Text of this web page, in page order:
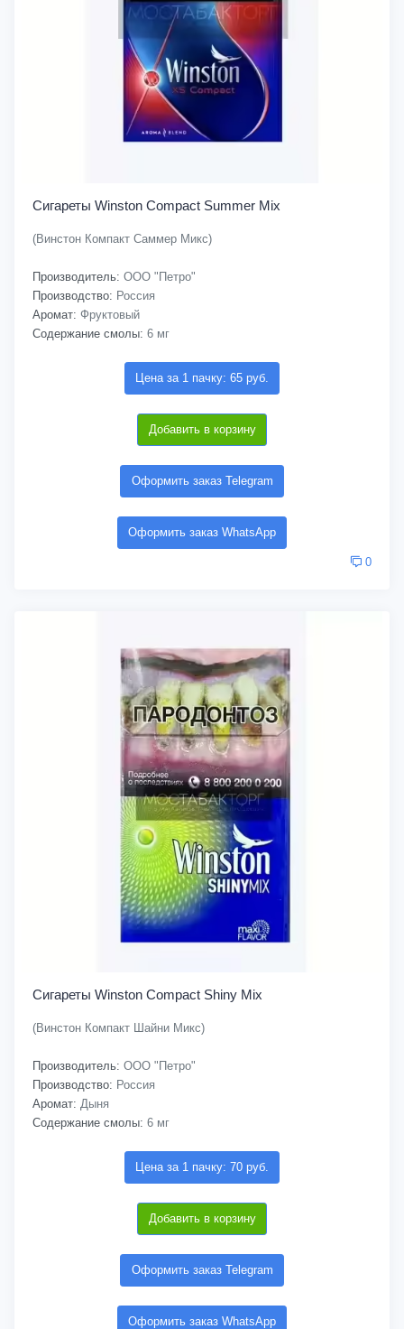
Сигареты Winston Compact Summer Mix
(Винстон Компакт Саммер Микс)
Производитель: ООО "Петро"
Производство: Россия
Аромат: Фруктовый
Содержание смолы: 6 мг
Цена за 1 пачку: 65 руб.
Добавить в корзину
Оформить заказ Telegram
Оформить заказ WhatsApp
0
Сигареты Winston Compact Shiny Mix
(Винстон Компакт Шайни Микс)
Производитель: ООО "Петро"
Производство: Россия
Аромат: Дыня
Содержание смолы: 6 мг
Цена за 1 пачку: 70 руб.
Добавить в корзину
Оформить заказ Telegram
Оформить заказ WhatsApp